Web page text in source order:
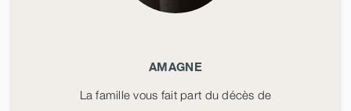
AMAGNE
La famille vous fait part du décès de